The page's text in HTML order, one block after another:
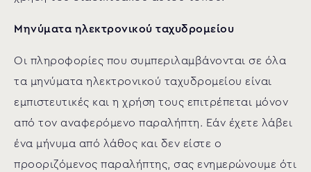
Μηνύματα ηλεκτρονικού ταχυδρομείου
Οι πληροφορίες που συμπεριλαμβάνονται σε όλα
τα μηνύματα ηλεκτρονικού ταχυδρομείου είναι
εμπιστευτικές και η χρήση τους επιτρέπεται μόνον
από τον αναφερόμενο παραλήπτη. Εάν έχετε λάβει
ένα μήνυμα από λάθος και δεν είστε ο
προοριζόμενος παραλήπτης, σας ενημερώνουμε ότι